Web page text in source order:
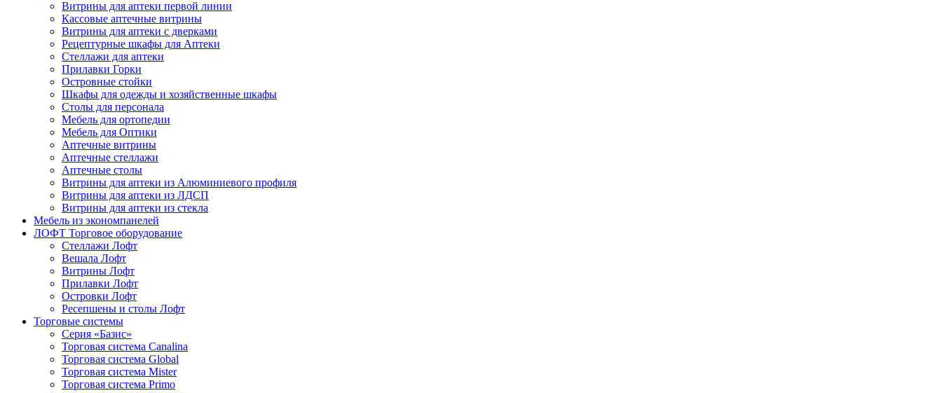
Витрины для аптеки первой линии
Кассовые аптечные витрины
Витрины для аптеки с дверками
Рецептурные шкафы для Аптеки
Стеллажи для аптеки
Прилавки Горки
Островные стойки
Шкафы для одежды и хозяйственные шкафы
Столы для персонала
Мебель для ортопедии
Мебель для Оптики
Аптечные витрины
Аптечные стеллажи
Аптечные столы
Витрины для аптеки из Алюминиевого профиля
Витрины для аптеки из ЛДСП
Витрины для аптеки из стекла
Мебель из экономпанелей
ЛОФТ Торговое оборудование
Стеллажи Лофт
Вешала Лофт
Витрины Лофт
Прилавки Лофт
Островки Лофт
Ресепшены и столы Лофт
Торговые системы
Серия «Базис»
Торговая система Canalina
Торговая система Global
Торговая система Mister
Торговая система Primo